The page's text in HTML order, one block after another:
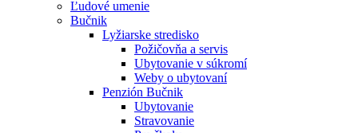
Ľudové umenie
Bučnik
Lyžiarske stredisko
Požičovňa a servis
Ubytovanie v súkromí
Weby o ubytovaní
Penzión Bučnik
Ubytovanie
Stravovanie